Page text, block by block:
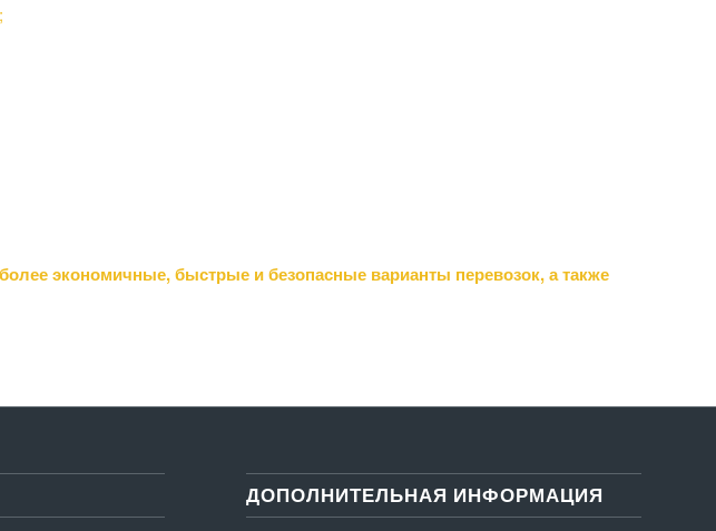
экономичные, быстрые и безопасные варианты перевозок, а также
ДОПОЛНИТЕЛЬНАЯ ИНФОРМАЦИЯ